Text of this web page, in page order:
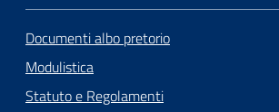
Documenti albo pretorio
Modulistica
Statuto e Regolamenti